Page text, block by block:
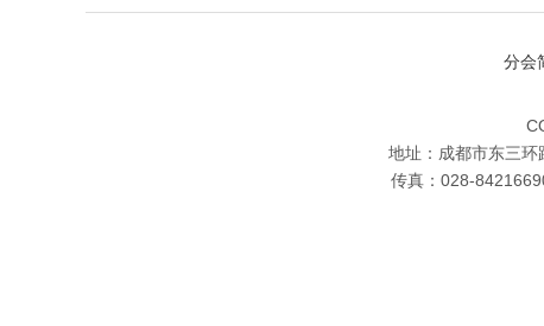
分会
地址：成都市东三
传真：028-